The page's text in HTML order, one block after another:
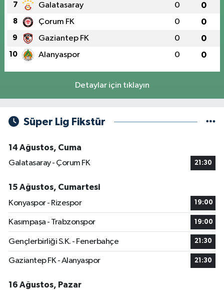
7 Galatasaray 0 0
8 Çorum FK 0 0
9 Gaziantep FK 0 0
10 Alanyaspor 0 0
Detaylar için tıklayın
Süper Lig Fikstür
14 Ağustos, Cuma
Galatasaray - Çorum FK
21:30
15 Ağustos, Cumartesi
Konyaspor - Rizespor
19:00
Kasımpaşa - Trabzonspor 19:00
Gençlerbirliği S.K. - Fenerbahçe 21:30
Gaziantep FK - Alanyaspor 21:30
16 Ağustos, Pazar